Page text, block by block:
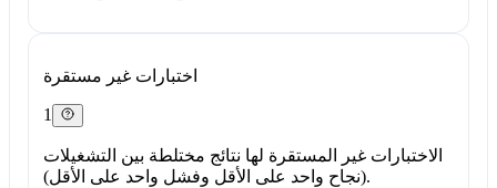
اختبارات غير مستقرة
1
الاختبارات غير المستقرة لها نتائج مختلطة بين التشغيلات
(نجاح واحد على الأقل وفشل واحد على الأقل).